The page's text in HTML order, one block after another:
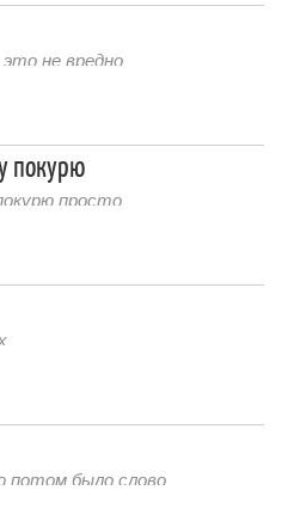
не вредно
покурю
просто
потом было слово